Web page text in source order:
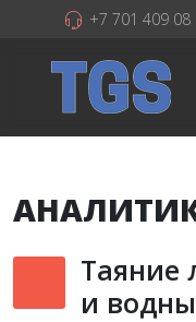
+7 701 409 08
Таяние
и